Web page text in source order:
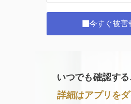
今すぐ被害
いつでも確認す
詳細はアプリを